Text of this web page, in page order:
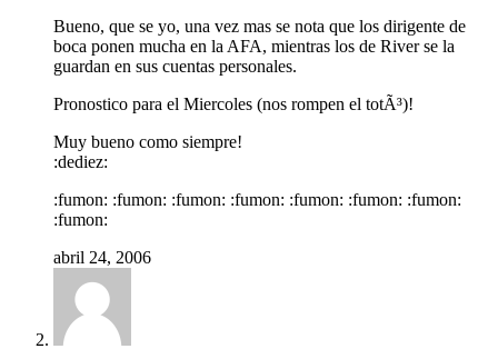
Bueno, que se yo, una vez mas se nota que los dirigente de
boca ponen mucha en la AFA, mientras los de River se la
guardan en sus cuentas personales.
Pronostico para el Miercoles (nos rompen el totÃ³)!
Muy bueno como siempre!
:dediez:
:fumon: :fumon: :fumon: :fumon: :fumon: :fumon: :fumon:
:fumon:
abril 24, 2006